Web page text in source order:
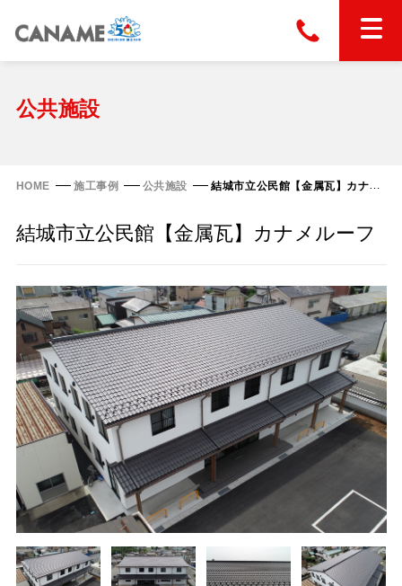
ホーム
縦葺き屋根
富士ライン55
フリーハットⅡ型
FHR-2000
フラットライン
エコウェーブ
カナディー
タイマルーフ M型
タイマルーフ F25
タイマルーフ T型
カナメ一文字葺き
金属瓦
カナメルーフ
洋瓦王(ヨウガオウ)
通気断熱工法
Vi65
Vi65 PLUS
Vi75・Vi125
Viカバー50
換気棟システム
換気棟システム
デザイン軒樋
カナメシャープ樋
屋根の改修
施工事例
技術情報
ダウンロード
お問い合わせ
公共施設
HOME 施工事例 公共施設 結城市立公民館【金属瓦】カナメルーフ
結城市立公民館【金属瓦】カナメルーフ